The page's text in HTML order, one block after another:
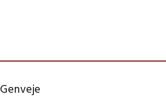
Genveje